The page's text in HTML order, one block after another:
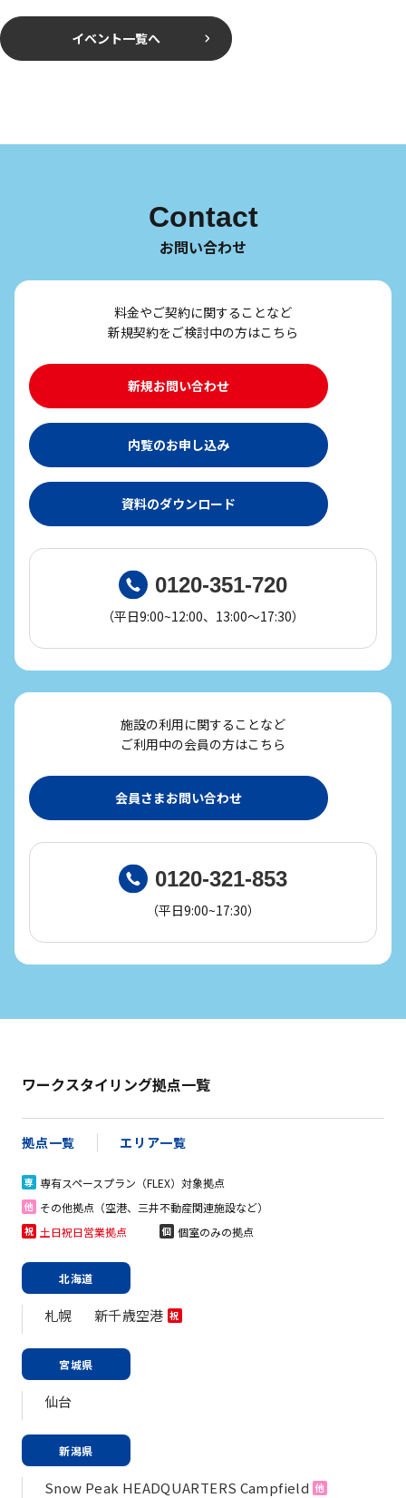
イベント一覧へ
Contact
お問い合わせ
料金やご契約に関することなど
新規契約をご検討中の方はこちら
新規お問い合わせ
内覧のお申し込み
資料のダウンロード
0120-351-720
（平日9:00~12:00、13:00～17:30）
施設の利用に関することなど
ご利用中の会員の方はこちら
会員さまお問い合わせ
0120-321-853
（平日9:00~17:30）
ワークスタイリング拠点一覧
拠点一覧 エリア一覧
専 専有スペースプラン（FLEX）対象拠点
他 その他拠点（空港、三井不動産関連施設など）
祝 土日祝日営業拠点 個 個室のみの拠点
北海道
札幌 新千歳空港 祝
宮城県
仙台
新潟県
Snow Peak HEADQUARTERS Campfield 他